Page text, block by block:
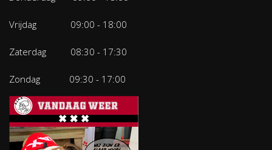
Vrijdag 09:00 - 18:00
Zaterdag 08:30 - 17:30
Zondag 09:30 - 17:00